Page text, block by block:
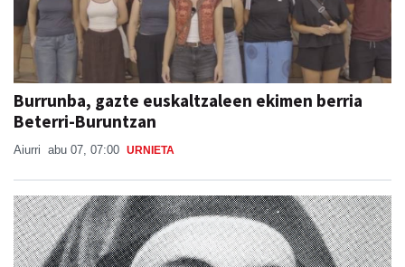
Burrunba, gazte euskaltzaleen ekimen berria
Beterri-Buruntzan
Aiurri abu 07, 07:00